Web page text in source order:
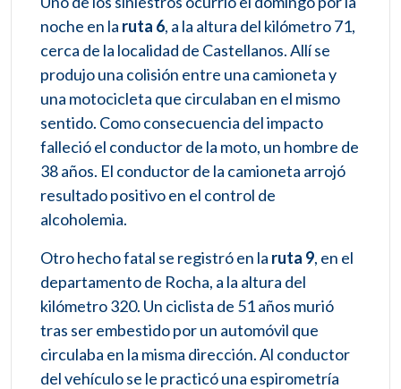
noche en la ruta 6, a la altura del kilómetro 71,
cerca de la localidad de Castellanos. Allí se
produjo una colisión entre una camioneta y
una motocicleta que circulaban en el mismo
sentido. Como consecuencia del impacto
falleció el conductor de la moto, un hombre de
38 años. El conductor de la camioneta arrojó
resultado positivo en el control de
alcoholemia.
Otro hecho fatal se registró en la ruta 9, en el
departamento de Rocha, a la altura del
kilómetro 320. Un ciclista de 51 años murió
tras ser embestido por un automóvil que
circulaba en la misma dirección. Al conductor
del vehículo se le practicó una espirometría